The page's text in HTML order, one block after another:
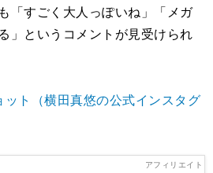
「すごく大人っぽいね」「メガ
」というコメントが見受けられ
ト（横田真悠の公式インスタグ